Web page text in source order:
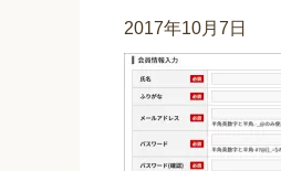
2017年10月7日